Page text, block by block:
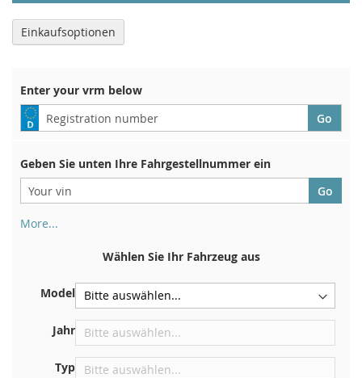
Enter your vrm below
Geben Sie unten Ihre Fahrgestellnummer ein
More...
Zulassungsbescheinigung. Und auch im Auto
Auf der Bodenplatte für den rechten Vordersitz
Zentrieren Sie es an der Trennwand unter der Haube
Direkt im Motorraum
Armaturenbrett
Wählen Sie Ihr Fahrzeug aus
Model
Jahr
Typ
Einkaufsoptionen